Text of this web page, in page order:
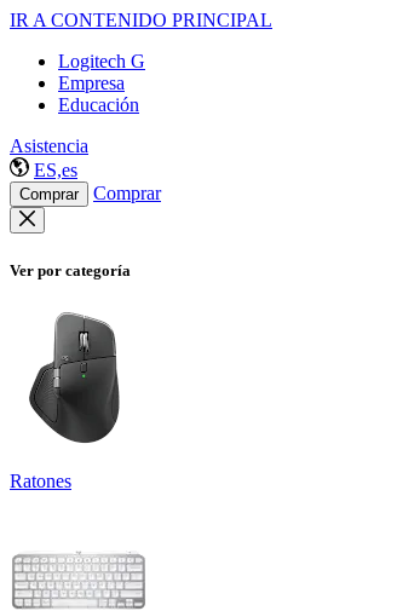
IR A CONTENIDO PRINCIPAL
Logitech G
Empresa
Educación
Asistencia
ES,es
Comprar Comprar
Ver por categoría
Ratones